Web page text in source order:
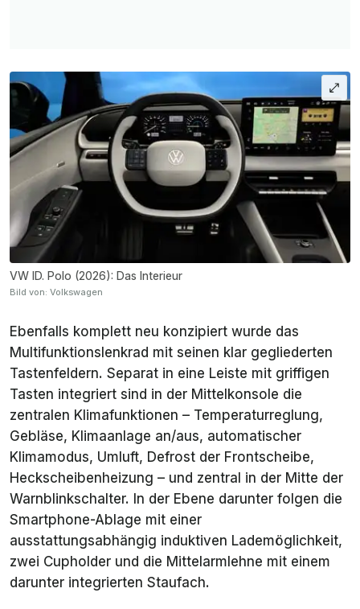
VW ID. Polo (2026): Das Interieur
Bild von: Volkswagen
Ebenfalls komplett neu konzipiert wurde das
Multifunktionslenkrad mit seinen klar gegliederten
Tastenfeldern. Separat in eine Leiste mit griffigen
Tasten integriert sind in der Mittelkonsole die
zentralen Klimafunktionen – Temperaturreglung,
Gebläse, Klimaanlage an/aus, automatischer
Klimamodus, Umluft, Defrost der Frontscheibe,
Heckscheibenheizung – und zentral in der Mitte der
Warnblinkschalter. In der Ebene darunter folgen die
Smartphone-Ablage mit einer
ausstattungsabhängig induktiven Lademöglichkeit,
zwei Cupholder und die Mittelarmlehne mit einem
darunter integrierten Staufach.